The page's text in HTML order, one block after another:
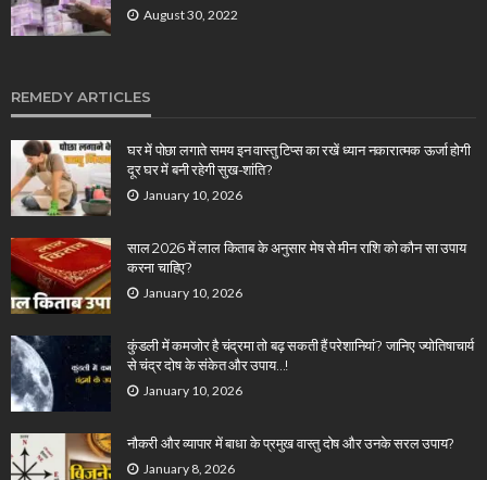
August 30, 2022
REMEDY ARTICLES
घर में पोछा लगाते समय इन वास्तु टिप्स का रखें ध्यान नकारात्मक ऊर्जा होगी
दूर घर में बनी रहेगी सुख-शांति?
January 10, 2026
साल 2026 में लाल किताब के अनुसार मेष से मीन राशि को कौन सा उपाय
करना चाहिए?
January 10, 2026
कुंडली में कमजोर है चंद्रमा तो बढ़ सकती हैं परेशानियां? जानिए ज्योतिषाचार्य
से चंद्र दोष के संकेत और उपाय…!
January 10, 2026
नौकरी और व्यापार में बाधा के प्रमुख वास्तु दोष और उनके सरल उपाय?
January 8, 2026